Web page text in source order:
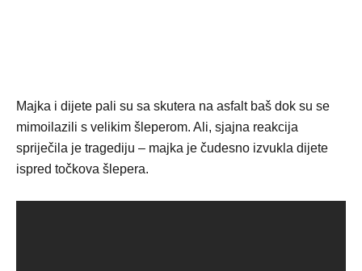
Majka i dijete pali su sa skutera na asfalt baš dok su se
mimoilazili s velikim šleperom. Ali, sjajna reakcija
spriječila je tragediju – majka je čudesno izvukla dijete
ispred točkova šlepera.